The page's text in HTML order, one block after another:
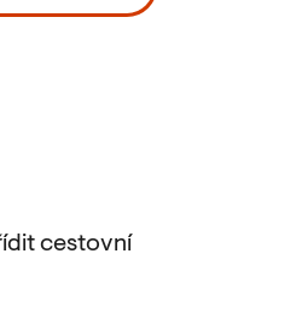
cestovní